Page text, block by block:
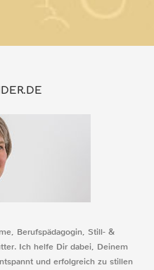
Berufspädagogin, Still- &
Ich helfe Dir dabei, Deinem
und erfolgreich zu stillen